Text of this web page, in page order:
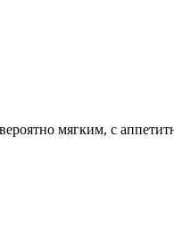
мягким, с